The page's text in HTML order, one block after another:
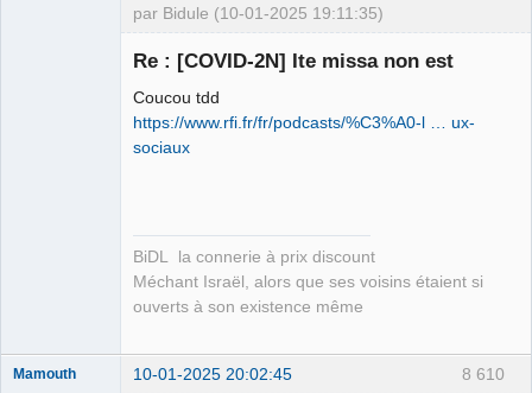
par Bidule (10-01-2025 19:11:35)
Re : [COVID-2N] Ite missa non est
Coucou tdd
https://www.rfi.fr/fr/podcasts/%C3%A0-l … ux-
sociaux
BiDL la connerie à prix discount
Méchant Israël, alors que ses voisins étaient si
ouverts à son existence même
8 610
Mamouth 10-01-2025 20:02:45